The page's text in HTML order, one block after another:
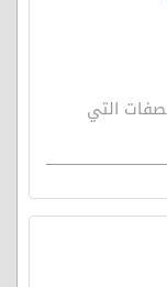
بالصفات التي